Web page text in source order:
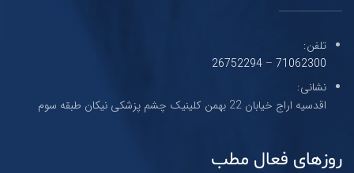
تلفن:
71062300
–
26752294
نشانی:
اقدسیه اراج خیابان 22 بهمن کلینیک چشم پزشکی نیکان طبقه سوم
روزهای فعال مطب